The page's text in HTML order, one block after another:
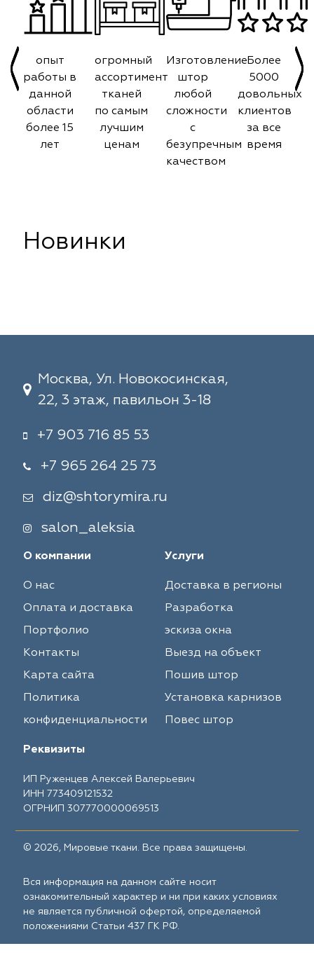
опыт
работы в
данной
области
более 15
лет
огромный
ассортимент
тканей
по самым
лучшим
ценам
Изготовление
штор
любой
сложности
с
безупречным
качеством
Более
5000
довольных
клиентов
за все
время
Новинки
Москва, Ул. Новокосинская,
22, 3 этаж, павильон 3-18
+7 903 716 85 53
+7 965 264 25 73
diz@shtorymira.ru
salon_aleksia
О компании
О нас
Оплата и доставка
Портфолио
Контакты
Карта сайта
Политика
конфиденциальности
Услуги
Доставка в регионы
Разработка
эскиза окна
Выезд на объект
Пошив штор
Установка карнизов
Повес штор
Реквизиты
ИП Руженцев Алексей Валерьевич
ИНН 773409121532
ОГРНИП 307770000069513
© 2026, Мировые ткани. Все права защищены.
Вся информация на данном сайте носит
ознакомительный характер и ни при каких условиях
не является публичной офертой, определяемой
положениями Статьи 437 ГК РФ.